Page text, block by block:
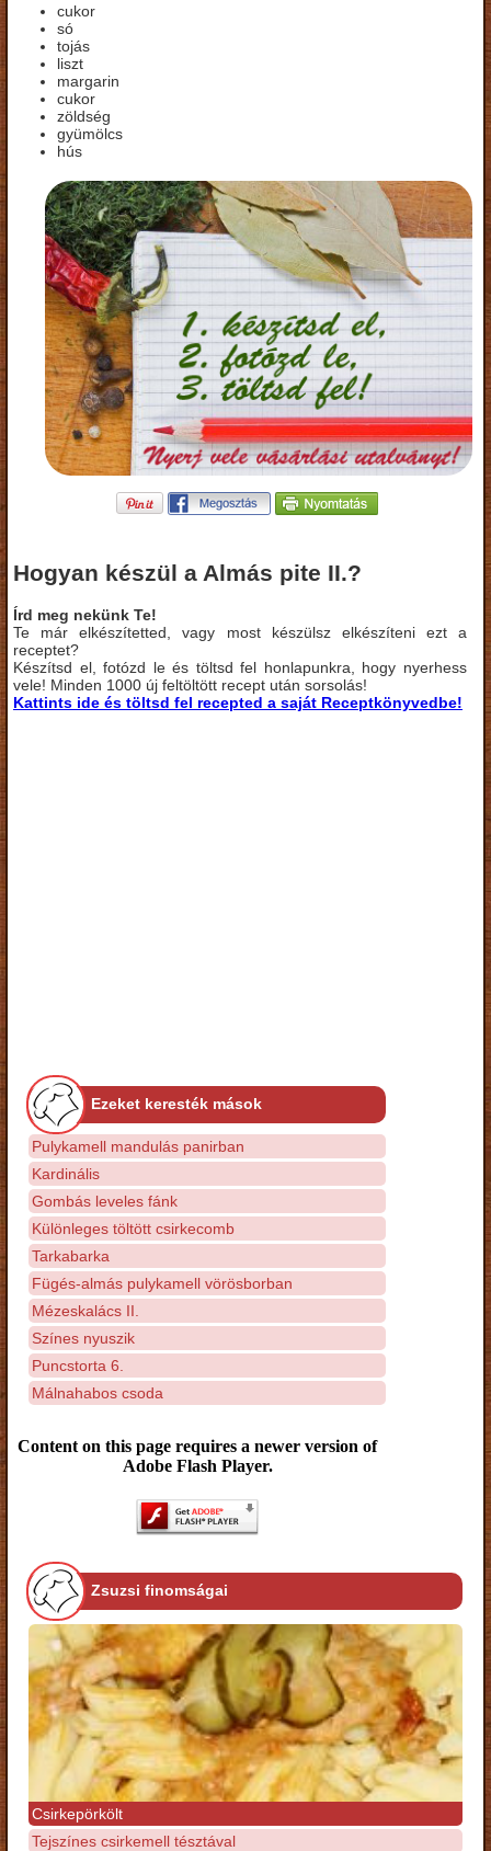
cukor
só
tojás
liszt
margarin
cukor
zöldség
gyümölcs
hús
Hogyan készül a Almás pite II.?
Írd meg nekünk Te!
Te már elkészítetted, vagy most készülsz elkészíteni ezt a
receptet?
Készítsd el, fotózd le és töltsd fel honlapunkra, hogy nyerhess
vele! Minden 1000 új feltöltött recept után sorsolás!
Kattints ide és töltsd fel recepted a saját Receptkönyvedbe!
Ezeket keresték mások
Pulykamell mandulás panirban
Kardinális
Gombás leveles fánk
Különleges töltött csirkecomb
Tarkabarka
Fügés-almás pulykamell vörösborban
Mézeskalács II.
Színes nyuszik
Puncstorta 6.
Málnahabos csoda
Content on this page requires a newer version of
Adobe Flash Player.
Zsuzsi finomságai
Csirkepörkölt
Tejszínes csirkemell tésztával